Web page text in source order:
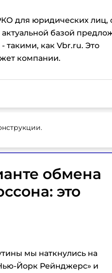
для юридических лиц,
базой
такими, как Vbr.ru. Это
компании.
обмена
это
мы наткнулись на
Йорк Рейнджерс» и